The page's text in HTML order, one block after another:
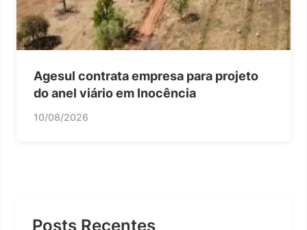
Agesul contrata empresa para projeto
do anel viário em Inocência
10/08/2026
Posts Recentes